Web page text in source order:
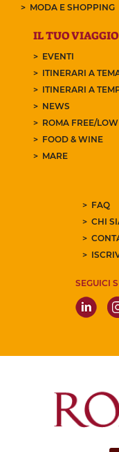
MODA E SHOPPING
IL TUO VIAGGIO
EVENTI
ITINERARI A
ITINERARI A
NEWS
ROMA FREE/
FOOD & WINE
MARE
FAQ
CHI
SEGUICI